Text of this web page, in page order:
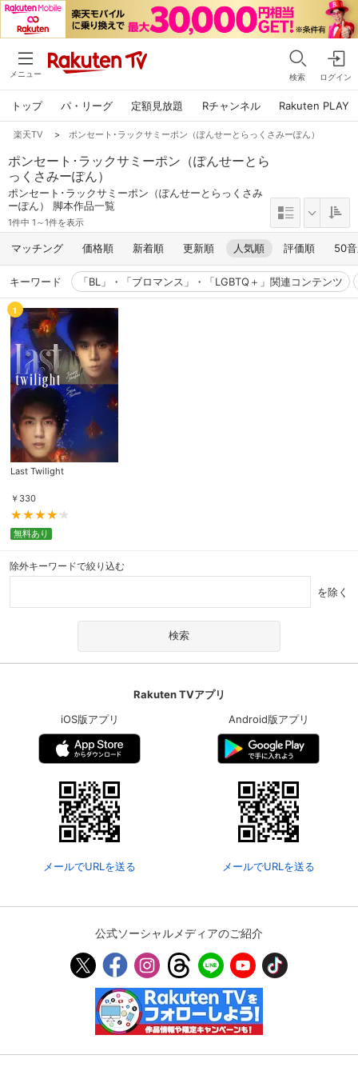
メニュー 検索 ログイン
トップ パ・リーグ 定額見放題 Rチャンネル Rakuten PLAY
楽天TV > ポンセート･ラックサミーポン（ぽんせーとらっくさみーぽん）
ポンセート･ラックサミーポン（ぽんせーとら
っくさみーぽん）
ポンセート･ラックサミーポン（ぽんせーとらっくさみ
ーぽん） 脚本作品一覧
1件中 1～1件を表示
マッチング 価格順 新着順 更新順 人気順 評価順 50
キーワード 「BL」・「ブロマンス」・「LGBTQ＋」関連コンテンツ
1
Last Twilight
￥ 330
無料あり
除外キーワードで絞り込む
を除く
Rakuten TVアプリ
iOS版アプリ
メールでURLを送る
Android版アプリ
メールでURLを送る
公式ソーシャルメディアのご紹介